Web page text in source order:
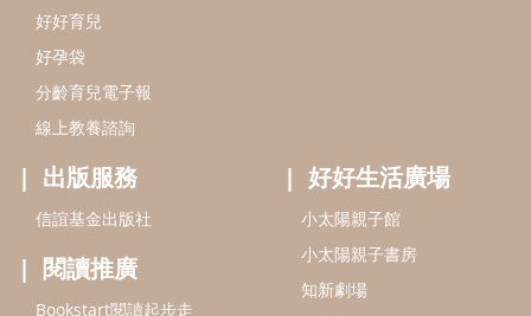
Bookstart閱讀起步走
信誼幼兒文學獎
信誼兒童動畫獎
小袋鼠說故事劇團
service@hsin-yi.org.tw
信誼好好育兒
小太陽親子書房
(02)2396-5305轉2345 (週一～週五 9:00～18:00)
認識信誼 合作洽談 智慧財產權聲明